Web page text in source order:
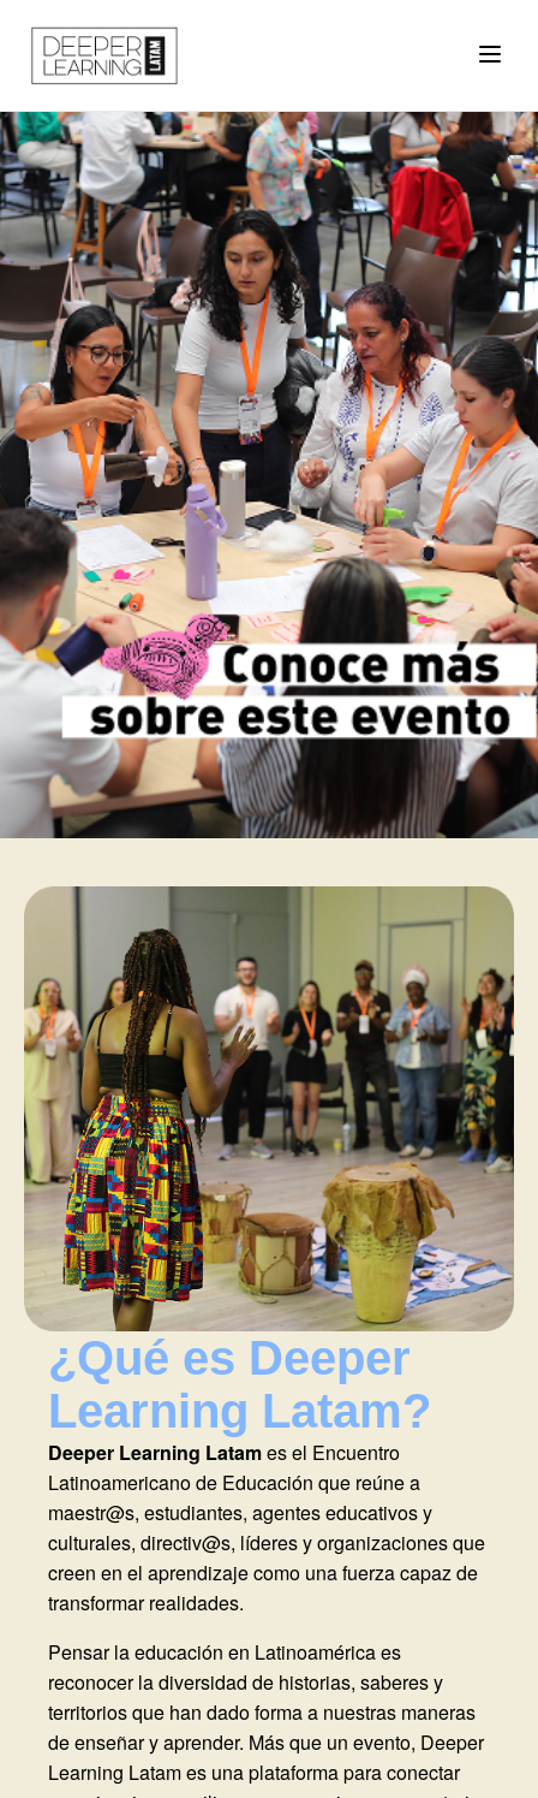
¿Qué es Deeper
Learning Latam?
Deeper Learning Latames el Encuentro
Latinoamericano de Educación que reúne a
maestr@s, estudiantes, agentes educativos y
culturales, directiv@s, líderes y organizaciones que
creen en el aprendizaje como una fuerza capaz de
transformar realidades.
Pensar la educación en Latinoamérica es
reconocer la diversidad de historias, saberes y
territorios que han dado forma a nuestras maneras
de enseñar y aprender. Más que un evento, Deeper
Learning Latam es una plataforma para conectar